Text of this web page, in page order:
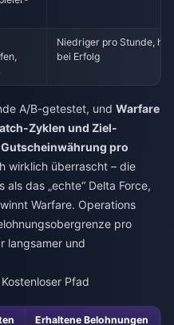
Niedriger pro Stunde,
bei Erfolg
A/B-getestet, und Warfare
Zyklen und Ziel-
pro
wirklich überrascht – die
das „echte“ Delta Force,
Warfare. Operations
pro
langsamer und
Pfad
Erhaltene Belohnungen